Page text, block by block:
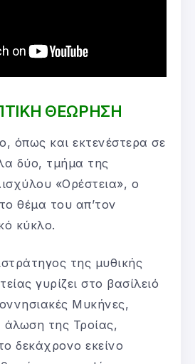
ΘΕΩΡΗΣΗ
όπως και εκτενέστερα σε
δύο, τμήμα της
«Ορέστεια», ο
θέμα του απ’τον
κύκλο.
της μυθικής
γυρίζει στο βασίλειό
Μυκήνες,
της Τροίας,
δεκάχρονο εκείνο